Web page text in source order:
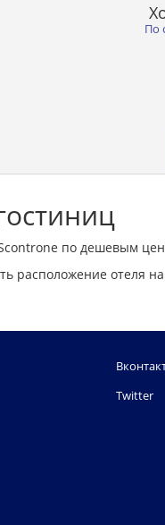
По
по дешевым
расположение отеля на
Twitter